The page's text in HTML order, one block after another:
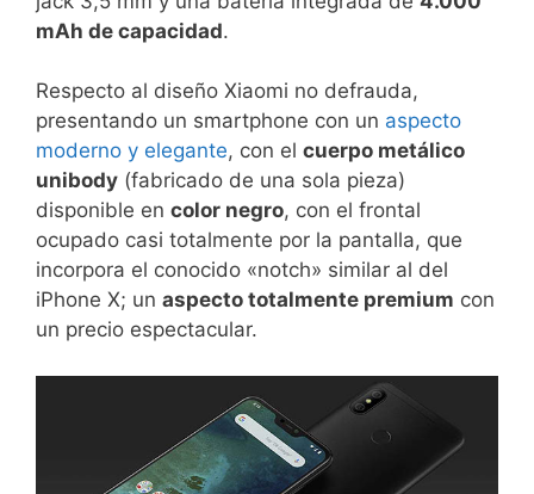
mAh de capacidad.
Respecto al diseño Xiaomi no defrauda,
presentando un smartphone con un aspecto
moderno y elegante, con el cuerpo metálico
unibody (fabricado de una sola pieza)
disponible en color negro, con el frontal
ocupado casi totalmente por la pantalla, que
incorpora el conocido «notch» similar al del
iPhone X; un aspecto totalmente premium con
un precio espectacular.